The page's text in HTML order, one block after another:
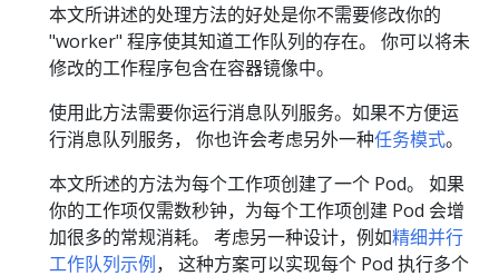
本文所讲述的处理方法的好处是你不需要修改你的
"worker" 程序使其知道工作队列的存在。 你可以将未
修改的工作程序包含在容器镜像中。
使用此方法需要你运行消息队列服务。如果不方便运
行消息队列服务， 你也许会考虑另外一种任务模式。
本文所述的方法为每个工作项创建了一个 Pod。 如果
你的工作项仅需数秒钟，为每个工作项创建 Pod 会增
加很多的常规消耗。 考虑另一种设计，例如精细并行
工作队列示例， 这种方案可以实现每个 Pod 执行多个